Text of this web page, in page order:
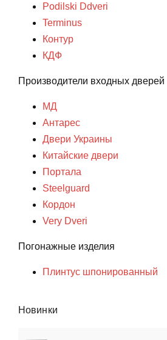
Podilski Ddveri
Terminus
Контур
КДФ
Производители входных дверей
МД
Антарес
Двери Украины
Китайские двери
Портала
Steelguard
Кордон
Very Dveri
Погонажные изделия
Плинтус шпонированный
Новинки